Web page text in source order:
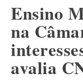
Ensino
na
avalia